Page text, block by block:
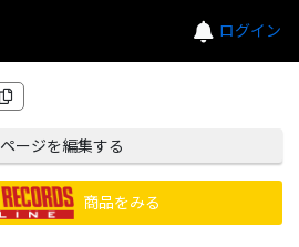
ログイン
ページを編集する
商品をみる